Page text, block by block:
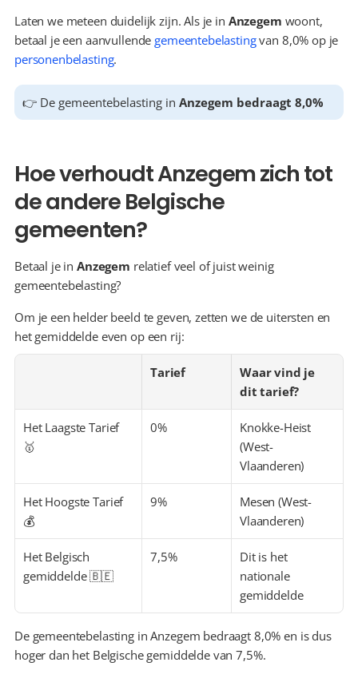
Laten we meteen duidelijk zijn. Als je in Anzegem woont,
betaal je een aanvullende gemeentebelasting
personenbelasting.
👉 De gemeentebelasting in Anzegem bedraagt 8,0%
Hoe verhoudt Anzegem zich tot
de andere Belgische
gemeenten?
Betaal je in Anzegem relatief veel of juist weinig
gemeentebelasting?
Om je een helder beeld te geven, zetten we de uitersten en
het gemiddelde even op een rij:
Tarief
Waar vind je
dit tarief?
Het Laagste Tarief
🥇
0%
Knokke-Heist
(West-
Vlaanderen)
Het Hoogste Tarief
💰
9%
Mesen (West-
Vlaanderen)
Het Belgisch
gemiddelde 🇧🇪
7,5%
Dit is het
nationale
gemiddelde
De gemeentebelasting in Anzegem bedraagt 8,0% en is dus
hoger dan het Belgische gemiddelde van 7,5%.